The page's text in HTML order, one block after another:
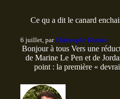
Ce qu a dit le canard
6 juillet, parChristophe Kirman
Bonjour à tous Vers une
de Marine Le Pen et de
point : la première «